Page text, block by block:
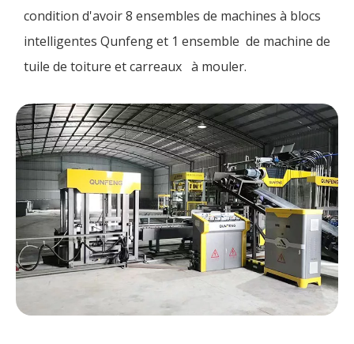
condition d'avoir 8 ensembles de machines à blocs
intelligentes Qunfeng et 1 ensemble de machine de
tuile de toiture et carreaux à mouler.